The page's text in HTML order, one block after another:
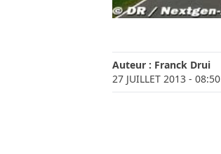
Auteur : Franck Drui
27 JUILLET 2013 - 08:50